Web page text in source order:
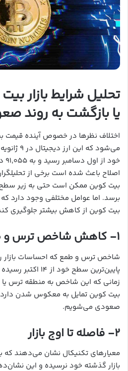
تحلیل شرایط بازار
یا بازگشت به روند
اختلاف نظرها در خصوص آینده قیمت
اصلاح باعث شده است برخی از
برسد. اما عوامل مختلفی وجود
بیت کوین از کاهش بیشتر جلوگیری
۱- کاهش شاخص ترس و طمع
شاخص ترس و طمع که احساسات بازار
پایین‌ترین سطح
زمانی که این شاخص به منطقه ترس
بیت کوین تمایل به معکوس شدن
صعودی می‌شویم.
۲- فاصله تا اوج بازار
معیارهای تکنیکال نشان می‌دهند که
بازار گذشته خود نرسیده و این